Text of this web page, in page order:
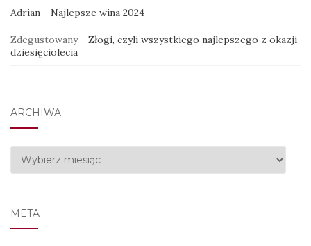
Adrian - Najlepsze wina 2024
Zdegustowany- Złogi, czyli wszystkiego najlepszego z okazji
dziesięciolecia
ARCHIWA
Archiwa
META